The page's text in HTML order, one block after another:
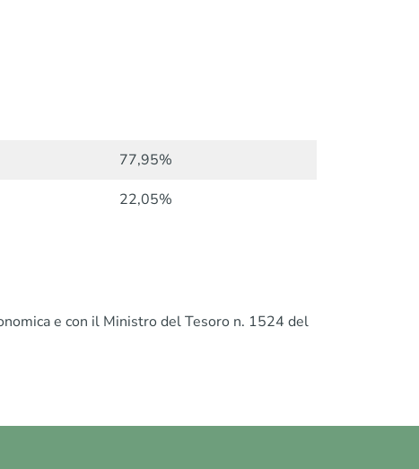
77,95%
22,05%
e con il Ministro del Tesoro n. 1524 del